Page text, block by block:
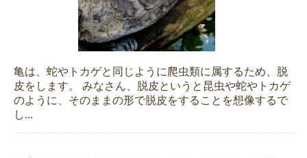
亀は、蛇やトカゲと同じように爬虫類に属するため、脱
皮をします。 みなさん、脱皮というと昆虫や蛇やトカゲ
のように、そのままの形で脱皮をすることを想像するで
し...